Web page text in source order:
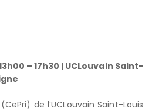
– 17h30 | UCLouvain Saint-
de l’UCLouvain Saint-Louis